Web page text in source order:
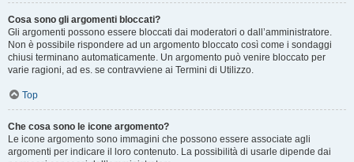
Cosa sono gli argomenti bloccati?
Gli argomenti possono essere bloccati dai moderatori o dall’amministratore.
Non è possibile rispondere ad un argomento bloccato così come i sondaggi
chiusi terminano automaticamente. Un argomento può venire bloccato per
varie ragioni, ad es. se contravviene ai Termini di Utilizzo.
Top
Che cosa sono le icone argomento?
Le icone argomento sono immagini che possono essere associate agli
argomenti per indicare il loro contenuto. La possibilità di usarle dipende dai